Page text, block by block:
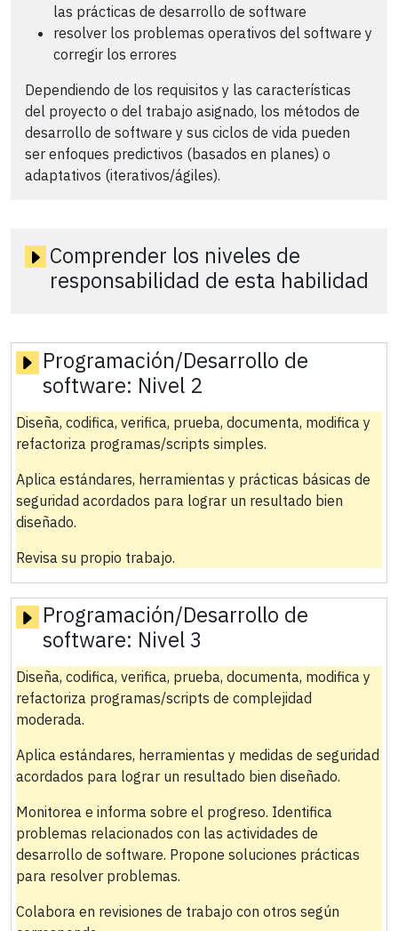
las prácticas de desarrollo de software
resolver los problemas operativos del software y
corregir los errores
Dependiendo de los requisitos y las características
del proyecto o del trabajo asignado, los métodos de
desarrollo de software y sus ciclos de vida pueden
ser enfoques predictivos (basados en planes) o
adaptativos (iterativos/ágiles).
Comprender los niveles de
responsabilidad de esta habilidad
Programación/Desarrollo de
software: Nivel 2
Diseña, codifica, verifica, prueba, documenta, modifica y
refactoriza programas/scripts simples.
Aplica estándares, herramientas y prácticas básicas de
seguridad acordados para lograr un resultado bien
diseñado.
Revisa su propio trabajo.
Programación/Desarrollo de
software: Nivel 3
Diseña, codifica, verifica, prueba, documenta, modifica y
refactoriza programas/scripts de complejidad
moderada.
Aplica estándares, herramientas y medidas de seguridad
acordados para lograr un resultado bien diseñado.
Monitorea e informa sobre el progreso. Identifica
problemas relacionados con las actividades de
desarrollo de software. Propone soluciones prácticas
para resolver problemas.
Colabora en revisiones de trabajo con otros según